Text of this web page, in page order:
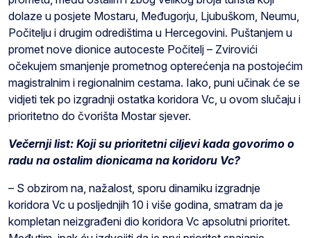
dolaze u posjete Mostaru, Međugorju, Ljubuškom, Neumu,
Počitelju i drugim odredištima u Hercegovini. Puštanjem u
promet nove dionice autoceste Počitelj – Zvirovići
očekujem smanjenje prometnog opterećenja na postojećim
magistralnim i regionalnim cestama. Iako, puni učinak će se
vidjeti tek po izgradnji ostatka koridora Vc, u ovom slučaju i
prioritetno do čvorišta Mostar sjever.
Večernji list: Koji su prioritetni ciljevi kada govorimo o
radu na ostalim dionicama na koridoru Vc?
– S obzirom na, nažalost, sporu dinamiku izgradnje
koridora Vc u posljednjih 10 i više godina, smatram da je
kompletan neizgrađeni dio koridora Vc apsolutni prioritet.